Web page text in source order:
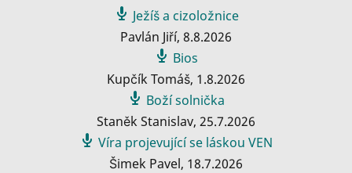
Ježíš a cizoložnice
Pavlán Jiří, 8.8.2026
Bios
Kupčík Tomáš, 1.8.2026
Boží solnička
Staněk Stanislav, 25.7.2026
Víra projevující se láskou VEN
Šimek Pavel, 18.7.2026